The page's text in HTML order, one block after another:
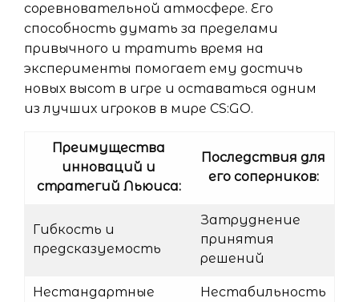
соревновательной атмосфере. Его
способность думать за пределами
привычного и тратить время на
эксперименты помогает ему достичь
новых высот в игре и оставаться одним
из лучших игроков в мире CS:GO.
Преимущества
инноваций и
стратегий Льюиса:
Последствия для
его соперников:
Гибкость и
предсказуемость
Затруднение
принятия
решений
Нестандартные
Нестабильность